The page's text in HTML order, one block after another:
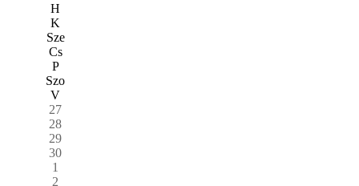
H
K
Sze
Cs
P
Szo
V
27
28
29
30
1
2